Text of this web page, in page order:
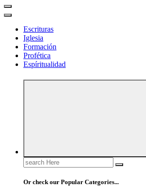
Escrituras
Iglesia
Formación
Profética
Espíritualidad
Search
for:
Or check our Popular Categories...